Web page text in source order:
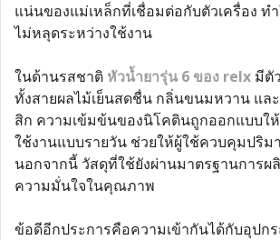
แน่นของแม่เหล็กที่เชื่อมต่อกับตัวเครื่อง ท
ไม่หลุดระหว่างใช้งาน
ในด้านรสชาติ หัวน้ำยารุ่น 6 ของ relx มีตั
ทั้งสายผลไม้เย็นสดชื่น กลิ่นขนมหวาน แล
สิก ความเข้มข้นของนิโคตินถูกออกแบบใ
ใช้งานแบบรายวัน ช่วยให้ผู้ใช้ควบคุมปริ
นอกจากนี้ วัสดุที่ใช้ยังผ่านมาตรฐานการผ
ความมั่นใจในคุณภาพ
ข้อดีอีกประการคือความเข้ากันได้กับอุปก